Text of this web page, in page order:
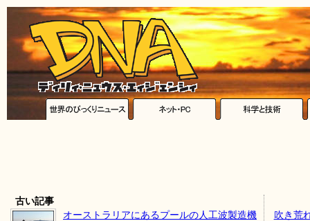
古い記事
オーストラリアにあるプールの人工波製造機
吹き荒